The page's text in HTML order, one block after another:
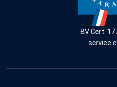
BV Cert.
service